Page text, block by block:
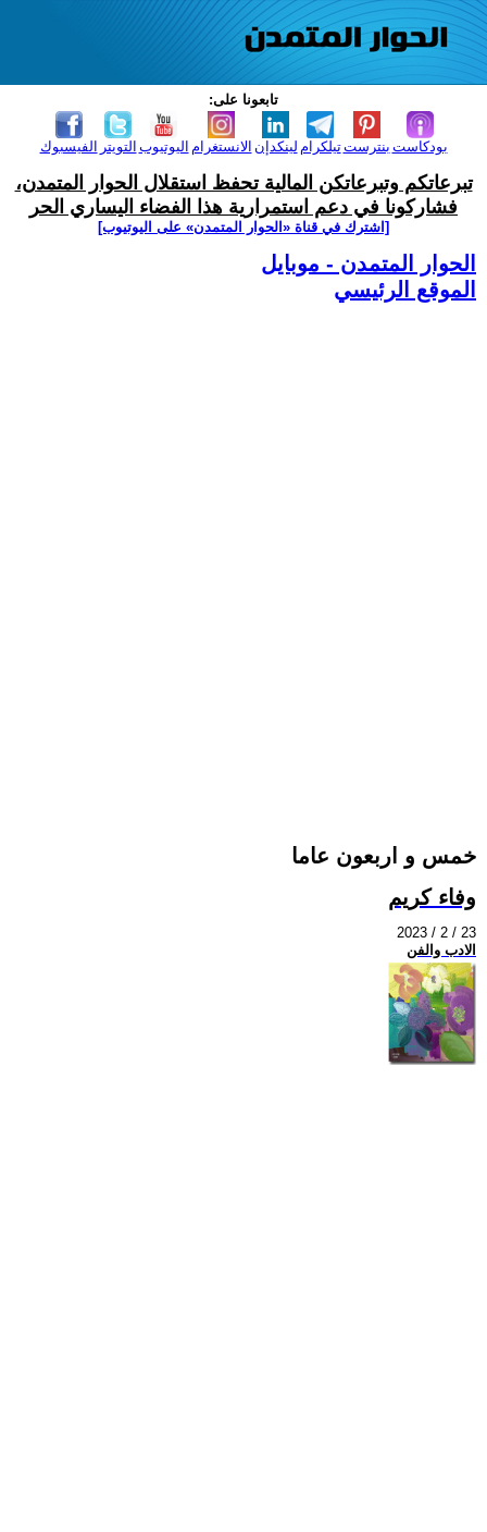
تابعونا على:
الفيسبوك التويتر اليوتيوب الانستغرام لينكدإن تيلكرامبنترست بودكاست
تبرعاتكم وتبرعاتكن المالية تحفظ استقلال الحوار المتمدن،
فشاركونا في دعم استمرارية هذا الفضاء اليساري الحر
[اشترك في قناة ‫«الحوار المتمدن» على اليوتيوب]
الحوار المتمدن - موبايل
الموقع الرئيسي
خمس و اربعون عاما
وفاء كريم
2023 / 2 / 23
الادب والفن